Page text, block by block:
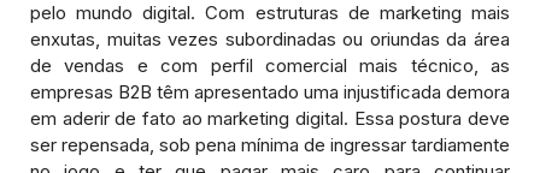
pelo mundo digital. Com estruturas de marketing mais
enxutas, muitas vezes subordinadas ou oriundas da área
de vendas e com perfil comercial mais técnico, as
empresas B2B têm apresentado uma injustificada demora
em aderir de fato ao marketing digital. Essa postura deve
ser repensada, sob pena mínima de ingressar tardiamente